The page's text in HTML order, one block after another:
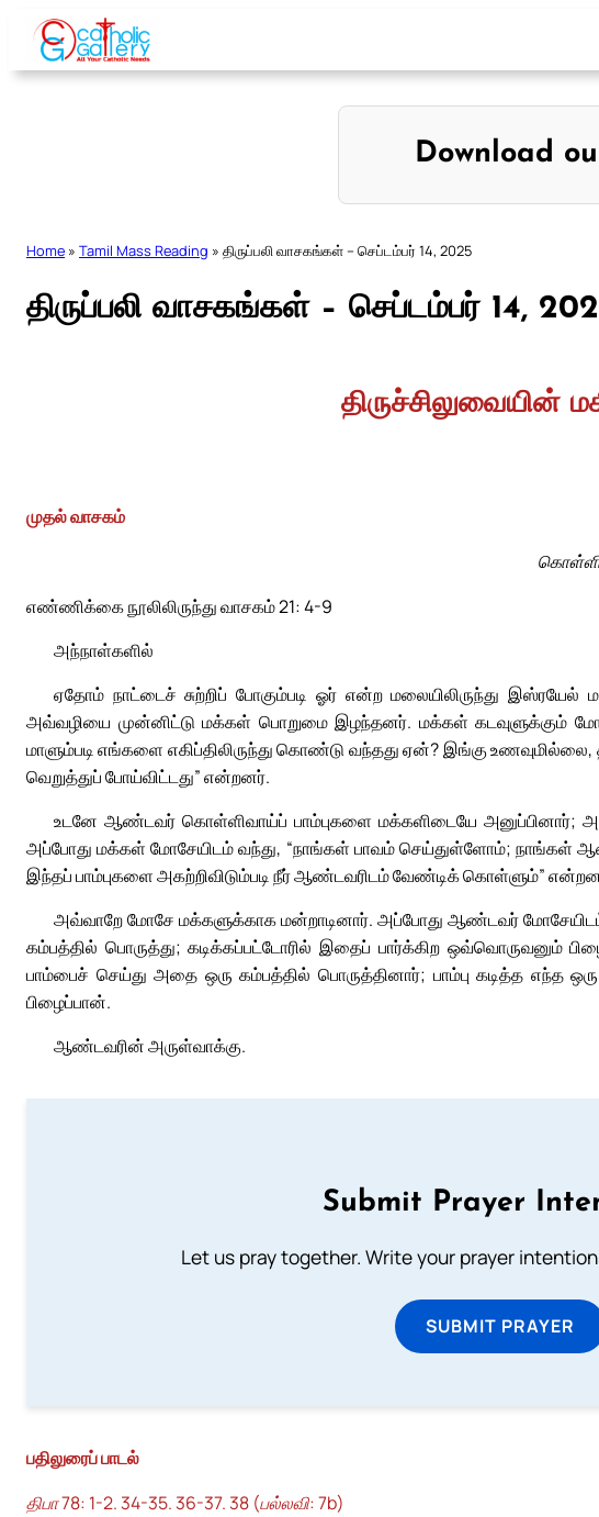
Skip
content
Download
Home » Tamil Mass Reading » திருப்பலி வாசகங்கள் – செப்டம்பர் 14, 2025
திருப்பலி வாசகங்கள் – செப்டம்பர் 14,
திருச்சிலுவையின்
முதல் வாசகம்
எண்ணிக்கை நூலிலிருந்து வாசகம் 21: 4-9
அந்நாள்களில்
ஏதோம் நாட்டைச் சுற்றிப் போகும்படி ஓர் என்ற மலையிலிருந்து
அவ்வழியை முன்னிட்டு மக்கள் பொறுமை இழந்தனர். மக்கள் கடவுளுக்கும்
மாளும்படி எங்களை எகிப்திலிருந்து கொண்டு வந்தது ஏன்? இங்கு
வெறுத்துப் போய்விட்டது” என்றனர்.
உடனே ஆண்டவர் கொள்ளிவாய்ப் பாம்புகளை மக்களிடையே அனுப்பினார்;
அப்போது மக்கள் மோசேயிடம் வந்து, “நாங்கள் பாவம் செய்துள்ளோம்; நாங்கள்
இந்தப் பாம்புகளை அகற்றிவிடும்படி நீர் ஆண்டவரிடம் வேண்டிக் கொள்ளும்”
அவ்வாறே மோசே மக்களுக்காக மன்றாடினார். அப்போது ஆண்டவர்
கம்பத்தில் பொருத்து; கடிக்கப்பட்டோரில் இதைப் பார்க்கிற ஒவ்வொருவனும்
பாம்பைச் செய்து அதை ஒரு கம்பத்தில் பொருத்தினார்; பாம்பு கடித்த எந்த
பிழைப்பான்.
ஆண்டவரின் அருள்வாக்கு.
Submit Prayer
Let us pray together. Write your prayer
SUBMIT PRAYER
பதிலுரைப் பாடல்
திபா 78: 1-2. 34-35. 36-37. 38 (பல்லவி: 7b)